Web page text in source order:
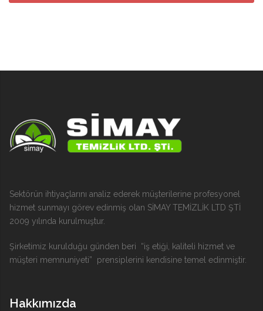
Sektörün ihtiyaçlarını analiz ederek müşterilerine profesyonel
hizmet sunmayı görev edinmiş olan SİMAY TEMİZLİK LTD ŞTİ
2009 yılında kurulmuştur.
Şirketimiz kurulduğu günden beri “iş etiği, kaliteli hizmet ve
müşteri memnuniyeti” prensiplerini kendisine temel edinmiştir.
Hakkımızda